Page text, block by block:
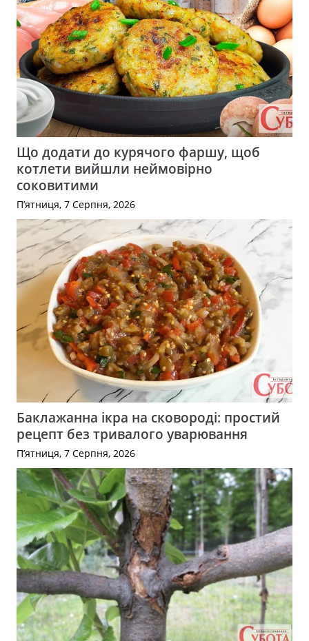
Що додати до курячого фаршу, щоб
котлети вийшли неймовірно
соковитими
П’ятниця, 7 Серпня, 2026
Баклажанна ікра на сковороді: простий
рецепт без тривалого уварювання
П’ятниця, 7 Серпня, 2026